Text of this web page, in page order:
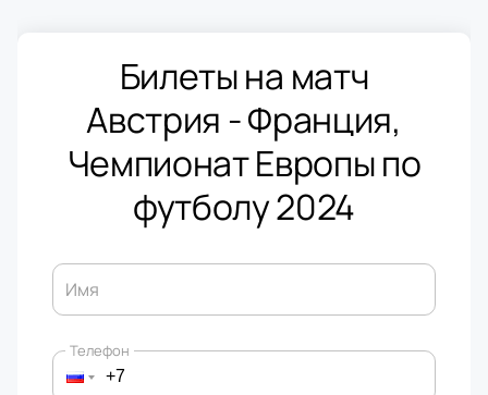
Билеты на матч
Австрия - Франция,
Чемпионат Европы по
футболу 2024
Имя
Телефон